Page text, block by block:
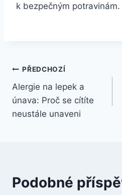
k bezpečným potravinám.
Navigace
pro
příspěvek
PŘEDCHOZÍ
Alergie na lepek a
únava: Proč se cítíte
neustále unaveni
Podobné